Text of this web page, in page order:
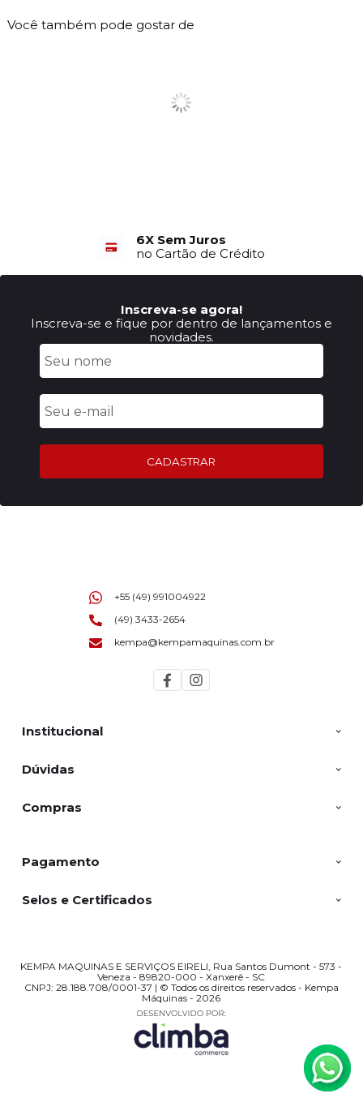
Você também pode gostar de
6X Sem Juros
no Cartão de Crédito
Inscreva-se agora!
Inscreva-se e fique por dentro de lançamentos e
novidades.
CADASTRAR
Institucional
Dúvidas
Compras
+55 (49) 991004922
(49) 3433-2654
kempa@kempamaquinas.com.br
Pagamento
Selos e Certificados
KEMPA MAQUINAS E SERVIÇOS EIRELI, Rua Santos Dumont - 573 -
Veneza - 89820-000 - Xanxerê - SC
CNPJ: 28.188.708/0001-37 | © Todos os direitos reservados - Kempa
Máquinas - 2026